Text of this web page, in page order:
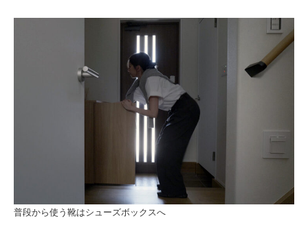
普段から使う靴はシューズボックスへ